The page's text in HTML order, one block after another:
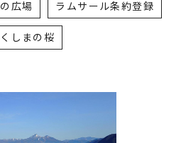
広場 ラムサール条約登録
しまの桜